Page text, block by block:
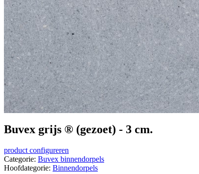
Buvex grijs ® (gezoet) - 3 cm.
product configureren
Categorie: Buvex binnendorpels
Hoofdategorie: Binnendorpels